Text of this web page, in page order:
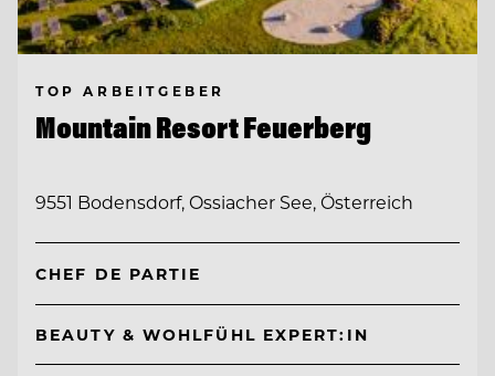
TOP ARBEITGEBER
Mountain Resort Feuerberg
9551 Bodensdorf, Ossiacher See, Österreich
CHEF DE PARTIE
BEAUTY & WOHLFÜHL EXPERT:IN